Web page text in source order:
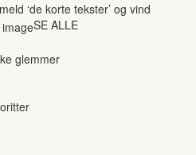
‘de korte tekster’ og vind
SE ALLE
glemmer